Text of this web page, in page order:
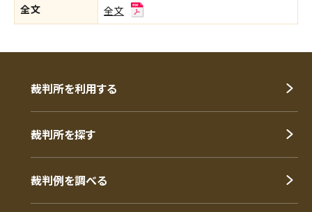
全文
全文
裁判所を利用する
裁判所を探す
裁判例を調べる